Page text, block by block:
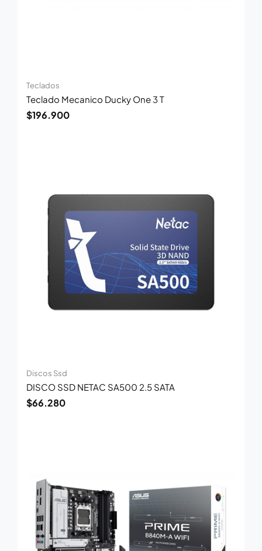
Teclados
Teclado Mecanico Ducky One 3 T
$196.900
Discos Ssd
DISCO SSD NETAC SA500 2.5 SATA
$66.280